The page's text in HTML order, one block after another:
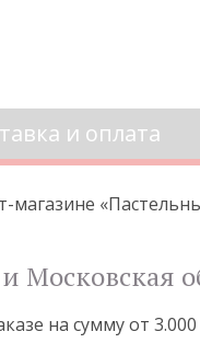
и оплата
магазине
Московская
на сумму от